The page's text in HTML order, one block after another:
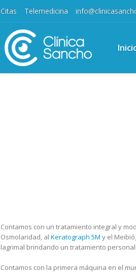
Citas Telemedicina
Contamos con un tratamiento integral y
Osmolaridad, al Keratograph 5M y el
lagrimal brindando un tratamiento
Contamos con la primera máquina en el